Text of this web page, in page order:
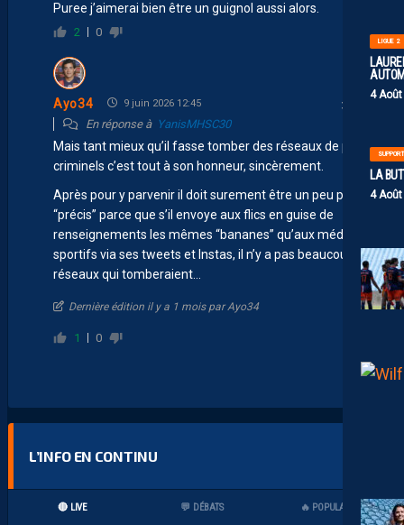
LIGUE 2
4
LA
4
Puree j’aimerai bien être un guignol aussi alors.
2 0
Ayo34 9 juin 2026 12:45
En réponse à YanisMHSC30
Mais tant mieux qu’il fasse tomber des réseaux de pédo
criminels c’est tout à son honneur, sincèrement.
Après pour y parvenir il doit surement être un peu plus
“précis” parce que s’il envoye aux flics en guise de
renseignements les mêmes “bananes” qu’aux médias
sportifs via ses tweets et Instas, il n’y a pas beaucoup de
réseaux qui tomberaient…
Dernière édition il y a 1 mois par Ayo34
1 0
L’INFO EN CONTINU
🔴 LIVE 💬 DÉBATS 🔥 POPULAIRES